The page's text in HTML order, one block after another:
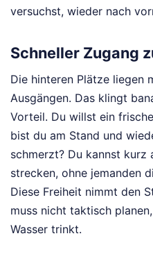
versuchst, wieder nach
Schneller Zugang
Die hinteren Plätze liegen
Ausgängen. Das klingt
Vorteil. Du willst ein
bist du am Stand und
schmerzt? Du kannst kurz
strecken, ohne jemanden
Diese Freiheit nimmt den
muss nicht taktisch
Wasser trinkt.